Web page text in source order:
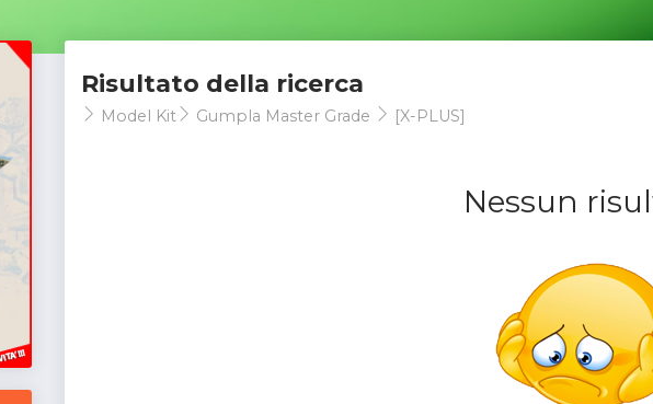
Risultato della ricerca
Model Kit Gumpla Master Grade [X-PLUS]
Nessun